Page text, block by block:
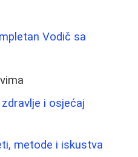
Vodič sa
i osjećaj
metode i iskustva